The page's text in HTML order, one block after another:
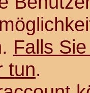
Falls
tun.